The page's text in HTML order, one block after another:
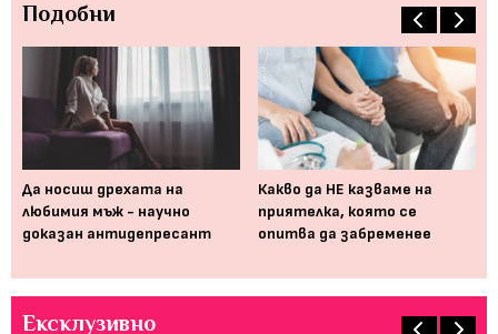
Подобни
Да носиш дрехата на
любимия мъж - научно
доказан антидепресант
Какво да НЕ казваме на
приятелка, която се
опитва да забременее
Ексклузивно